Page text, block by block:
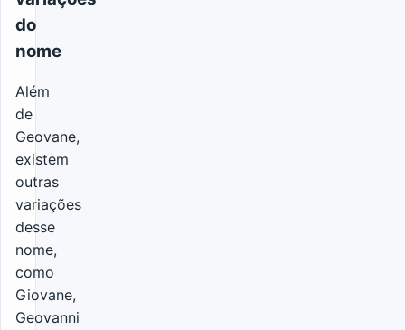
do
nome
Além
de
Geovane,
existem
outras
variações
desse
nome,
como
Giovane,
Geovanni